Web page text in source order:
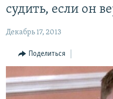
содержанию
Перейти
навигации
Перейти
поиску
ПОЛИТИКА
ОБЩЕСТВО
ЭКОНОМИКА
НАГОРНЫЙ КАРАБАХ
судить, если он
Декабрь 17, 2013
Поделиться